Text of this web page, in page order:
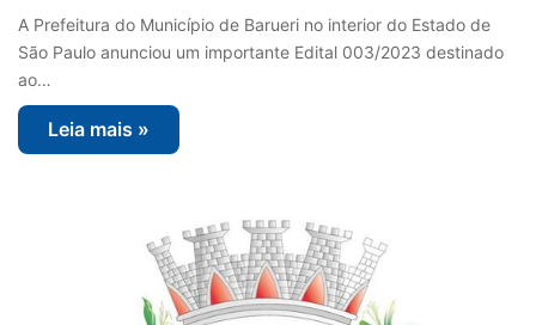
A Prefeitura do Município de Barueri no interior do Estado de
São Paulo anunciou um importante Edital 003/2023 destinado
ao…
Leia mais »